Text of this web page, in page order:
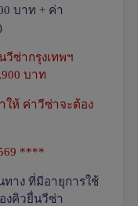
บาท + ค่า
ซ่ากรุงเทพฯ
บาท
ให้ ค่าวีซ่าจะต้อง
****
ทาง ที่มีอายุการใช้
งคิวยื่นวีซ่า